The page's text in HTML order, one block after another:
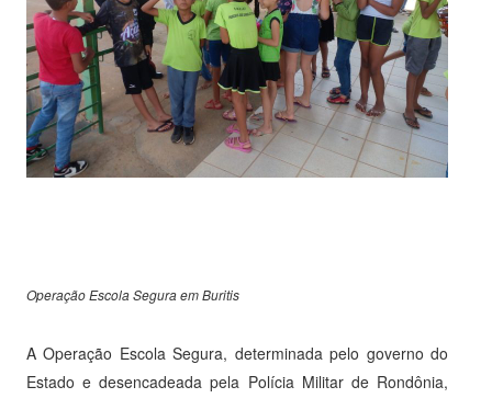
Operação Escola Segura em Buritis
A Operação Escola Segura, determinada pelo governo do
Estado e desencadeada pela Polícia Militar de Rondônia,